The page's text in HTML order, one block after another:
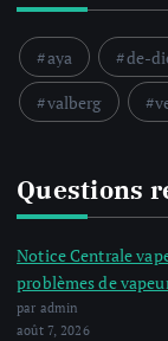
aya de-
valberg
Questions
Notice Centrale
problèmes de
par admin
août 7, 2026